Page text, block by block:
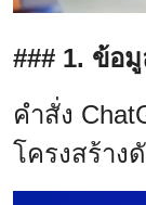
### 1. ข้อ
คำสั่ง
โครงสร้าง